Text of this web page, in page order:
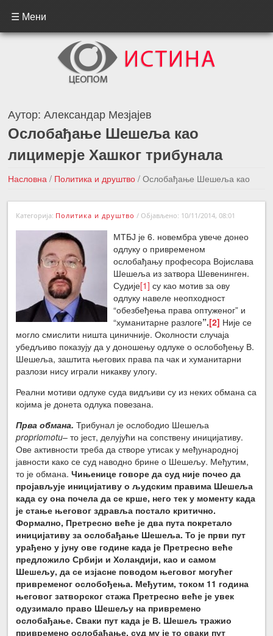
☰ Мени
Аутор:Александар Мезјајев
Ослобађање Шешеља као
лицимерје Хашког трибунала
Насловна / Политика и друштво / Ослобађање Шешеља као
лицимерје Хашког трибунала
←Претходна вест
Следећа вест →
Категорија: Политика и друштво / Објављено: 10/11/2014, 08:01
МТБЈ је 6. новембра увече донео
одлуку о привременом
ослобађању професора Војислава
Шешеља из затвора Шевенинген.
Судије[1] су као мотив за ову
одлуку навеле неопходност
“обезбеђења права оптуженог” и
“хуманитарне разлоге”.[2] Није се
могло смислити ништа циничније. Околности случаја
убедљиво показују да у доношењу одлуке о ослобођењу В.
Шешеља, заштита његових права па чак и хуманитарни
разлози нису играли никакву улогу.
Реални мотиви одлуке суда видљиви су из неких обмана са
којима је донета одлука повезана.
Прва обмана. Трибунал је ослободио Шешеља
propriomotu– то јест, делујући на сопствену иницијативу.
Ове активности треба да створе утисак у међународној
јавности како се суд наводно брине о Шешељу. Међутим,
то је обмана.Чињенице говоре да суд није почео да
пројављује иницијативу о људским правима Шешеља
када су она почела да се крше, него тек у моменту када
је стање његовог здравља постало критично.
Формално, Претресно веће је два пута покретало
иницијативу за ослобађање Шешеља. То је први пут
урађено у јуну ове године када је Претресно веће
предложило Србији и Холандији, као и самом
Шешељу, да се изјасне поводом његовог могућег
привременог ослобођења. Међутим, током 11 година
његовог затворског стажа Претресно веће је увек
одузимало право Шешељу на привремено
ослобађање. Сваки пут када је В. Шешељ тражио
привремено ослобађање, суд му је то сваки пут